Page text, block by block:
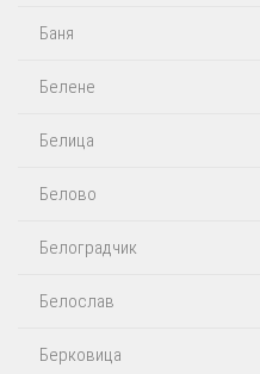
Баня
Белене
Белица
Белово
Белоградчик
Белослав
Берковица